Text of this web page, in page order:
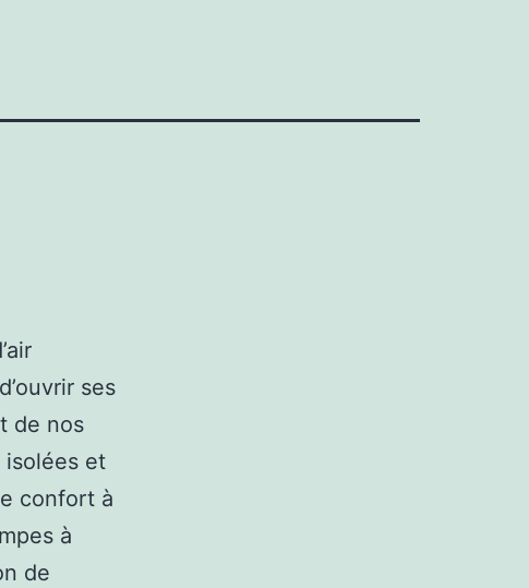
ses
de nos
isolées et
confort à
à
de